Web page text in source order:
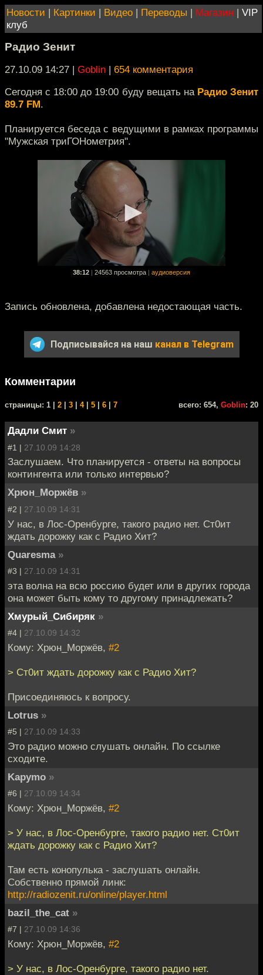
Новости | Картинки | Видео | Переводы | Магазин | VIP
клуб
Радио Зенит
27.10.09 14:27 | Goblin | 654 комментария
Сегодня с 18:00 до 19:00 буду вещать на Радио Зенит
89.7 FM.
Планируется беседа с ведущими в рамках программы
"Мужская триГОНометрия".
38:12 24563 просмотра аудиоверсия
Запись обновлена, добавлена недостающая часть.
Подписывайся на наш канал в Telegram
Комментарии
cтраницы: 1 | 2 3 4| 5 6 7 всего: 654, Goblin: 20
Дадли Смит »
#1 | 27.10.09 14:28
Заслушаем. Что планируется - ответы на вопросы
контингента или только интервью?
Хрюн_Моржёв »
#2 | 27.10.09 14:31
У нас, в Лос-Оренбурге, такого радио нет. Ст0ит
ждать дорожку как с Радио Хит?
Quaresma »
#3 | 27.10.09 14:31
эта волна на всю россию будет или в других города
она может быть кому то другому принадлежать?
Хмурый_Сибиряк »
#4 | 27.10.09 14:32
Кому: Хрюн_Моржёв, #2
> Ст0ит ждать дорожку как с Радио Хит?
Присоединяюсь к вопросу.
Lotrus »
#5 | 27.10.09 14:33
Это радио можно слушать онлайн. По ссылке
сходите.
Kapymo »
#6 | 27.10.09 14:34
Кому: Хрюн_Моржёв, #2
> У нас, в Лос-Оренбурге, такого радио нет. Ст0ит
ждать дорожку как с Радио Хит?
Там есть конопулька - заслушать онлайн.
Собственно прямой линк:
http://radiozenit.ru/online/player.html
bazil_the_cat »
#7 | 27.10.09 14:36
Кому: Хрюн_Моржёв, #2
> У нас, в Лос-Оренбурге, такого радио нет.